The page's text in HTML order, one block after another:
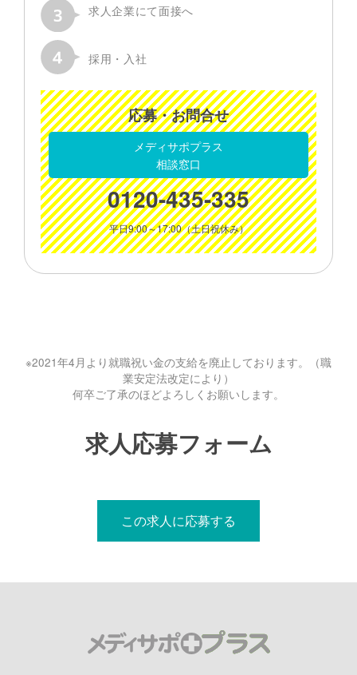
求人企業にて面接へ
採用・入社
応募・お問合せ
メディサポプラス
相談窓口
0120-435-335
平日9:00～17:00（土日祝休み）
※2021年4月より就職祝い金の支給を廃止しております。（職
業安定法改定により）
何卒ご了承のほどよろしくお願いします。
求人応募フォーム
この求人に応募する